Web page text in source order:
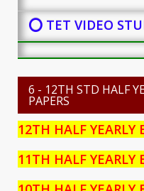
⭕ TET VIDEO
6 - 12TH STD HALF
PAPERS
12TH HALF YEARLY
11TH HALF YEARLY